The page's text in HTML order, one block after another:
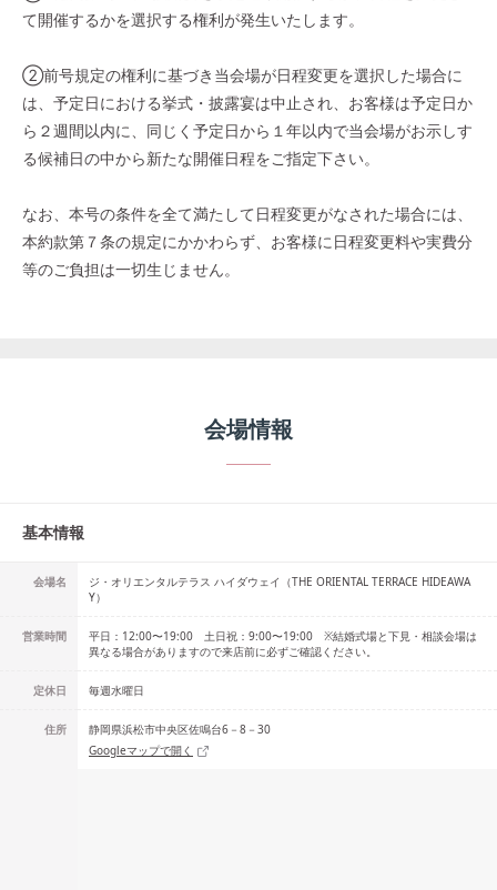
て開催するかを選択する権利が発生いたします。
②前号規定の権利に基づき当会場が日程変更を選択した場合に
は、予定日における挙式・披露宴は中止され、お客様は予定日か
ら２週間以内に、同じく予定日から１年以内で当会場がお示しす
る候補日の中から新たな開催日程をご指定下さい。
なお、本号の条件を全て満たして日程変更がなされた場合には、
本約款第７条の規定にかかわらず、お客様に日程変更料や実費分
等のご負担は一切生じません。
会場情報
基本情報
会場名
ジ・オリエンタルテラス ハイダウェイ（THE ORIENTAL TERRACE HIDEAWA
Y）
営業時間
平日：12:00〜19:00 土日祝：9:00〜19:00 ※結婚式場と下見・相談会場は
異なる場合がありますので来店前に必ずご確認ください。
定休日 毎週水曜日
住所
静岡県浜松市中央区佐鳴台6－8－30
Googleマップで開く